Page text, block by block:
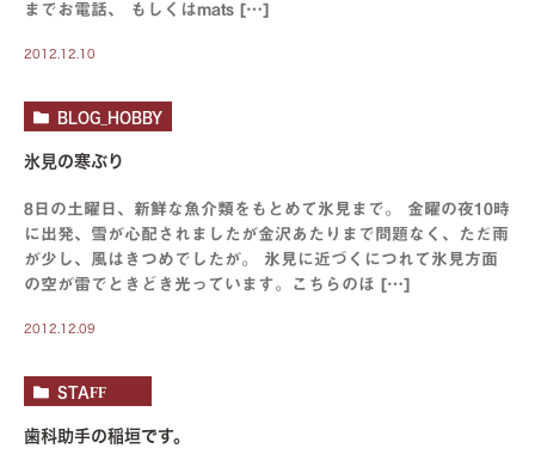
までお電話、 もしくはmats […]
2012.12.10
BLOG_HOBBY
氷見の寒ぶり
8日の土曜日、新鮮な魚介類をもとめて氷見まで。 金曜の夜10時
に出発、雪が心配されましたが金沢あたりまで問題なく、ただ雨
が少し、風はきつめでしたが。 氷見に近づくにつれて氷見方面
の空が雷でときどき光っています。こちらのほ […]
2012.12.09
STAFF
歯科助手の稲垣です。